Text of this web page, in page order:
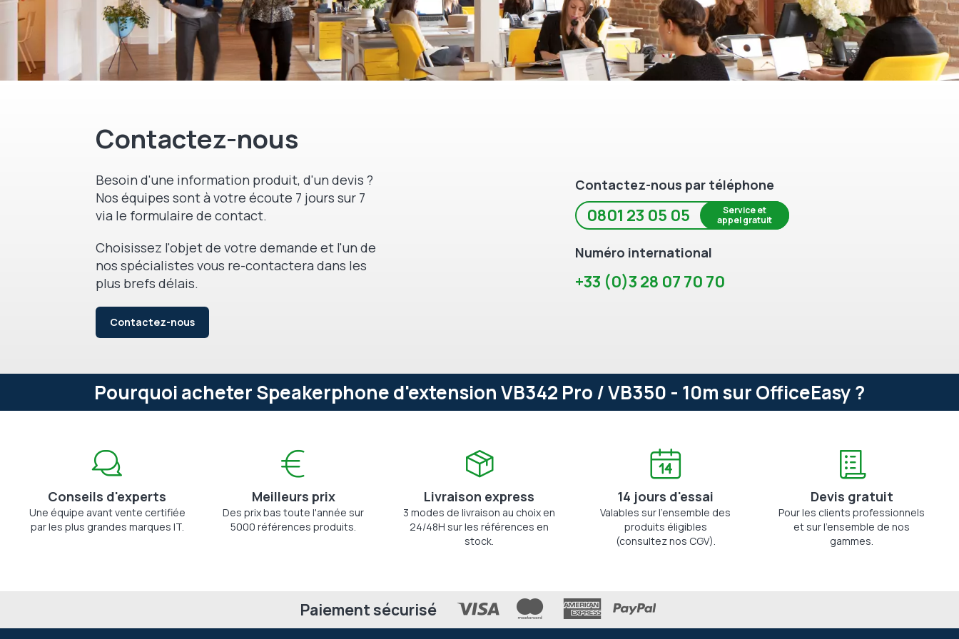
Contactez-nous
Besoin d'une information produit, d'un devis ?
Nos équipes sont à votre écoute 7 jours sur 7
via le formulaire de contact.
Choisissez l'objet de votre demande et l'un de
nos spécialistes vous re-contactera dans les
plus brefs délais.
Contactez-nous
Contactez-nous par téléphone
0801 23 05 05
Service et
appel gratuit
Numéro international
+33 (0)3 28 07 70 70
Pourquoi acheter Speakerphone d'extension VB342 Pro / VB350 - 10m sur OfficeEasy ?
Conseils d'experts
Une équipe avant vente certifiée
par les plus grandes marques IT.
Meilleurs prix
Des prix bas toute l'année sur
5000 références produits.
Livraison express
3 modes de livraison au choix en
24/48H sur les références en
stock.
14 jours d'essai
Valables sur l'ensemble des
produits éligibles
(consultez nos CGV).
Devis gratuit
Pour les clients professionnels
et sur l'ensemble de nos
gammes.
Paiement sécurisé